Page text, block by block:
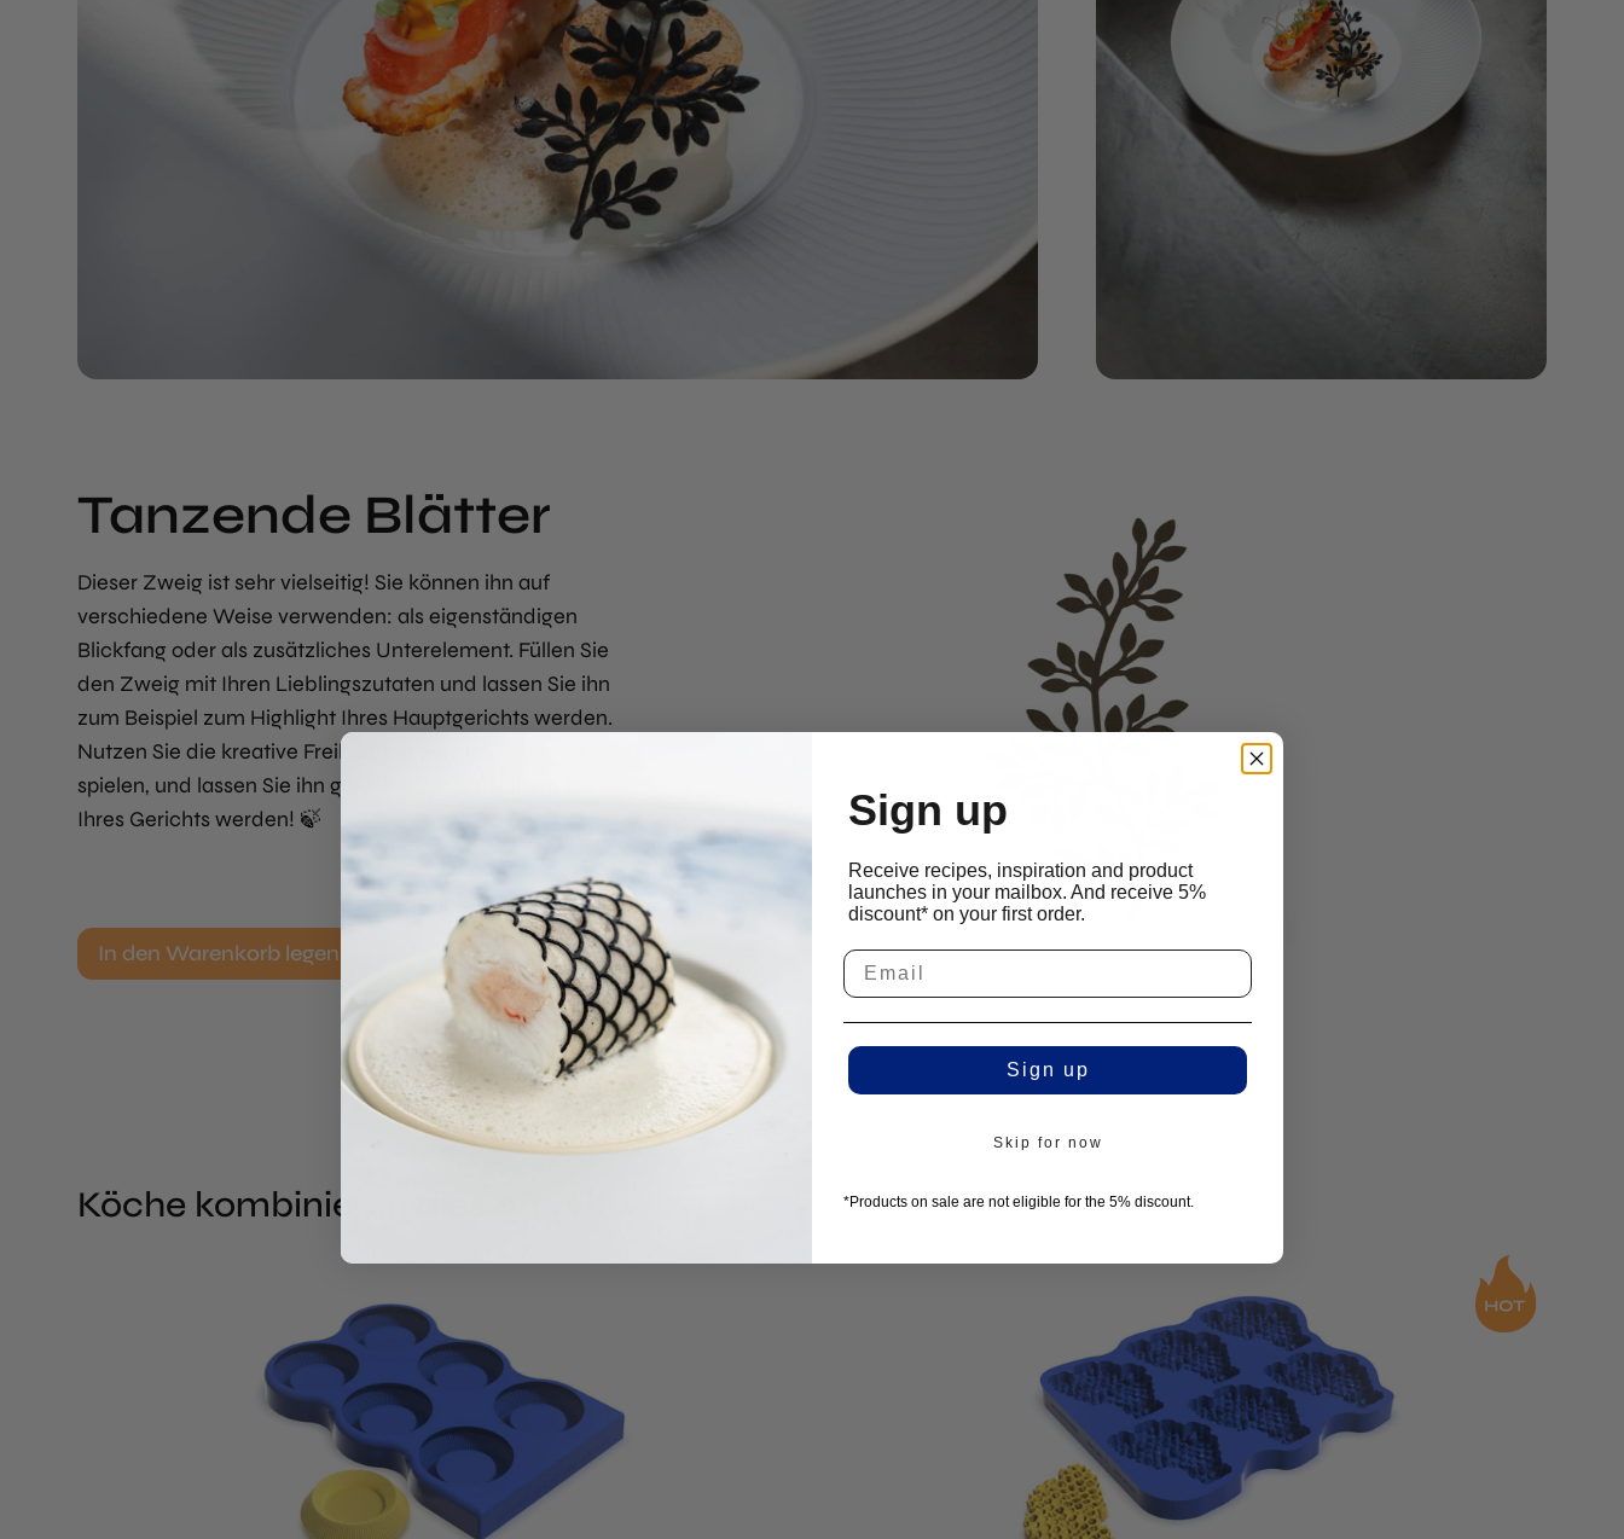
Tanzende Blätter
Dieser Zweig ist sehr vielseitig! Sie können ihn auf
verschiedene Weise verwenden: als eigenständigen
Blickfang oder als zusätzliches Unterelement. Füllen Sie
den Zweig mit Ihren Lieblingszutaten und lassen Sie ihn
zum Beispiel zum Highlight Ihres Hauptgerichts werden.
Nutzen Sie die kreative Freiheit, mit diesem Zweig zu
spielen, und lassen Sie ihn ganz natürlich zu einem Teil
Ihres Gerichts werden! 🍃
In den Warenkorb legen
Köche kombinieren dies oft mit
Sign up
Receive recipes, inspiration and product
launches in your mailbox. And receive 5%
discount* on your first order.
Sign up
Skip for now
*Products on sale are not eligible for the 5% discount.